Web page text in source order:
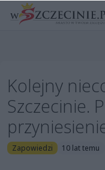
Kolejny
Szczecinie.
Zapowiedzi 10 lat temu